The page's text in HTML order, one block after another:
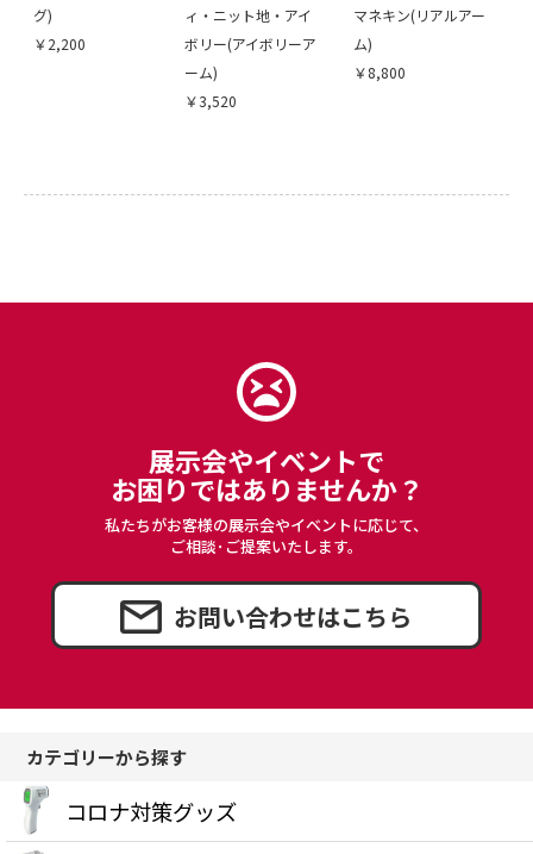
グ)
￥2,200
ィ・ニット地・アイ
ボリー(アイボリーア
ーム)
￥3,520
マネキン(リアルアー
ム)
￥8,800
展示会やイベントで
お困りではありませんか？
私たちがお客様の展示会やイベントに応じて、
ご相談･ご提案いたします。
お問い合わせはこちら
カテゴリーから探す
コロナ対策グッズ